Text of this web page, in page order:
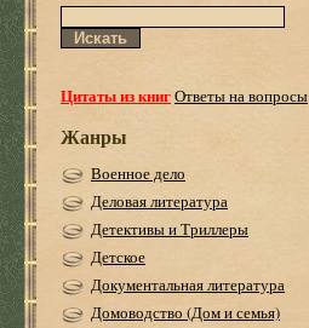
Цитаты из книгОтветы на вопросы
Жанры
Военное дело
Деловая литература
Детективы и Триллеры
Детское
Документальная литература
Домоводство (Дом и семья)